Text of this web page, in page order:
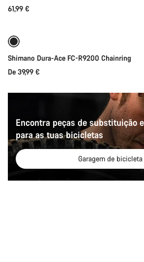
61,99 €
Shimano Dura-Ace FC-R9200 Chainring
De 39,99 €
Encontra peças de substituição
para as tuas bicicletas
Garagem de bicicleta